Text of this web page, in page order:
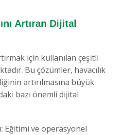
Artıran Dijital
için kullanılan çeşitli
Bu çözümler, havacılık
artırılmasına büyük
bazı önemli dijital
Eğitimi ve operasyonel